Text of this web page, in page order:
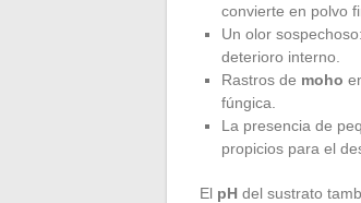
convierte en polvo
Un olor
deterioro interno.
Rastros de moho
fúngica.
La presencia de
propicios para el
El pH del sustrato